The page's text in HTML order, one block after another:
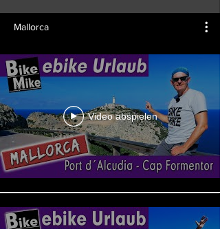
Mallorca
Video abspielen